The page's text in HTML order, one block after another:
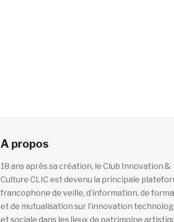
A propos
18 ans après sa création, le Club Innovation &
Culture CLIC est devenu la principale
francophone de veille, d’information, de
et de mutualisation sur l’innovation
et sociale dans les lieux de patrimoine